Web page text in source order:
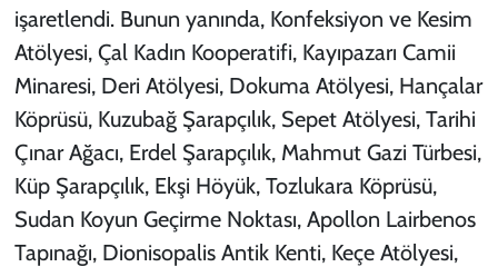
işaretlendi. Bunun yanında, Konfeksiyon ve Kesim
Atölyesi, Çal Kadın Kooperatifi, Kayıpazarı Camii
Minaresi, Deri Atölyesi, Dokuma Atölyesi, Hançalar
Köprüsü, Kuzubağ Şarapçılık, Sepet Atölyesi, Tarihi
Çınar Ağacı, Erdel Şarapçılık, Mahmut Gazi Türbesi,
Küp Şarapçılık, Ekşi Höyük, Tozlukara Köprüsü,
Sudan Koyun Geçirme Noktası, Apollon Lairbenos
Tapınağı, Dionisopalis Antik Kenti, Keçe Atölyesi,